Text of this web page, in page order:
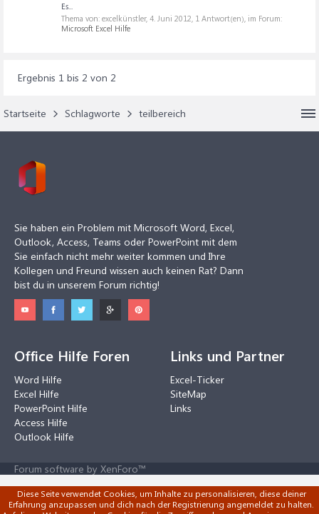
Es...
Thema von: excelkünstler, 4. Juni 2012, 1 Antwort(en), im Forum:
Microsoft Excel Hilfe
Ergebnis 1 bis 2 von 2
Startseite Schlagworte teilbereich
Sie haben ein Problem mit Microsoft Word, Excel,
Outlook, Access, Teams oder PowerPoint mit dem
Sie einfach nicht mehr weiter kommen und Ihre
Kollegen und Freund wissen auch keinen Rat? Dann
bist du in unserem Forum richtig!
Office Hilfe Foren
Word Hilfe
Excel Hilfe
PowerPoint Hilfe
Access Hilfe
Outlook Hilfe
Links und Partner
Excel-Ticker
SiteMap
Links
Forum software by XenForo™
Diese Seite verwendet Cookies, um Inhalte zu personalisieren, diese deiner
Erfahrung anzupassen und dich nach der Registrierung angemeldet zu halten.